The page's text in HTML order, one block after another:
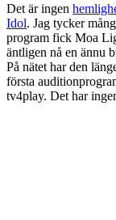
Det är ingen
Idol. Jag tycker
program fick Moa
äntligen nå en ännu
På nätet har den
första
tv4play. Det har